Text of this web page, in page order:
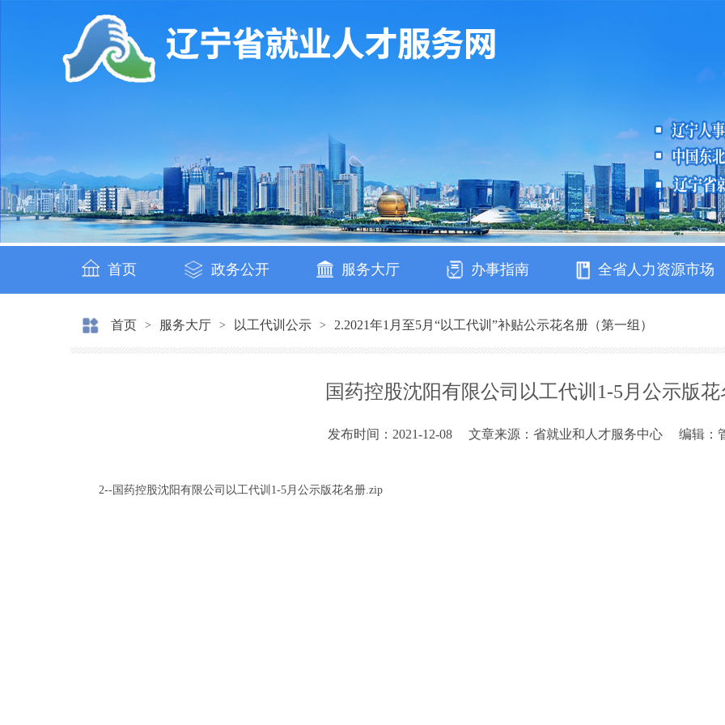
首页 政务公开 服务大厅 办事指南 全省人力资源市场
首页 > 服务大厅 > 以工代训公示 > 2.2021年1月至5月“以工代训”补贴公示花名册（第一组）
国药控股沈阳有限公司以工代训1-5月公示版花
发布时间：2021-12-08 文章来源：省就业和人才服务中心 编辑：
2--国药控股沈阳有限公司以工代训1-5月公示版花名册.zip